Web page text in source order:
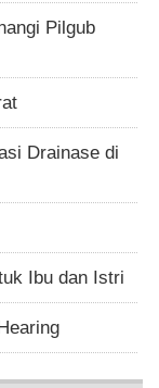
Pilgub
Drainase di
Ibu dan Istri